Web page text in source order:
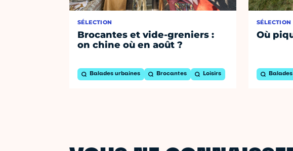
SÉLECTION
Brocantes et vide-greniers :
on chine où en août ?
Balades urbaines Brocantes Loisirs
SÉLECTION
Où